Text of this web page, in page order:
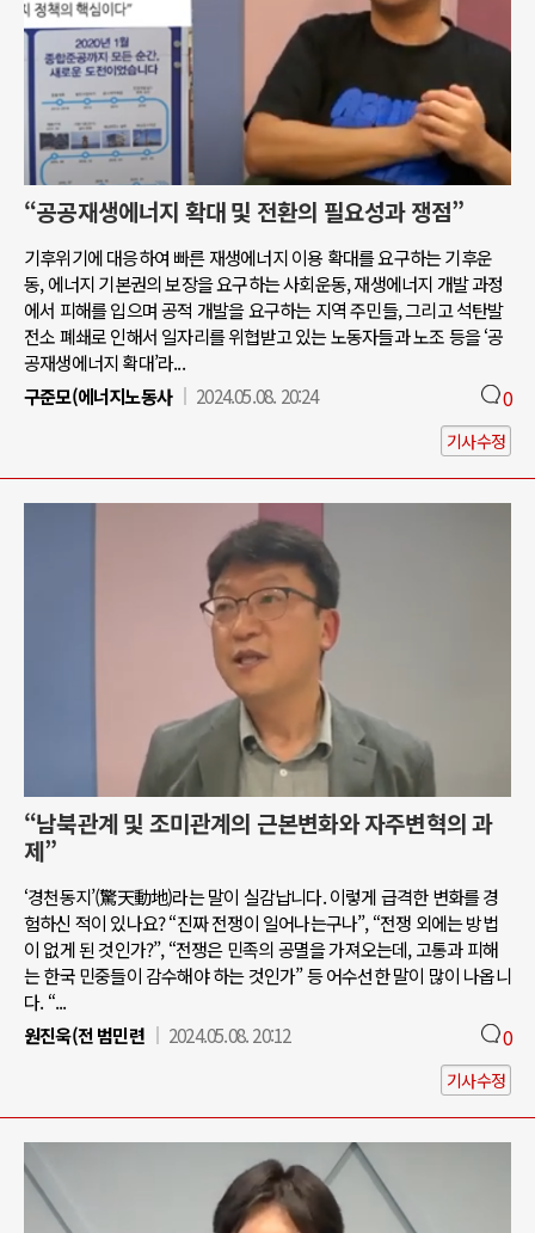
“공공재생에너지 확대 및 전환의 필요성과 쟁점”
기후위기에 대응하여 빠른 재생에너지 이용 확대를 요구하는 기후운
동, 에너지 기본권의 보장을 요구하는 사회운동, 재생에너지 개발 과정
에서 피해를 입으며 공적 개발을 요구하는 지역 주민들, 그리고 석탄발
전소 폐쇄로 인해서 일자리를 위협받고 있는 노동자들과 노조 등을 ‘공
공재생에너지 확대’라...
구준모(에너지노동사
2024.05.08. 20:24 0
기사수정
“남북관계 및 조미관계의 근본변화와 자주변혁의 과
제”
‘경천동지’(驚天動地)라는 말이 실감납니다. 이렇게 급격한 변화를 경
험하신 적이 있나요? “진짜 전쟁이 일어나는구나”, “전쟁 외에는 방법
이 없게 된 것인가?”, “전쟁은 민족의 공멸을 가져오는데, 고통과 피해
는 한국 민중들이 감수해야 하는 것인가” 등 어수선한 말이 많이 나옵니
다. “...
원진욱(전 범민련
2024.05.08. 20:12 0
기사수정